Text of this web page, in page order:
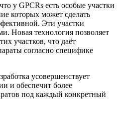
у GPCRs есть особые участки
которых может сделать
Эти участки
Новая технология позволяет
участков, что даёт
согласно специфике
усовершенствует
и обеспечит более
под каждый конкретный